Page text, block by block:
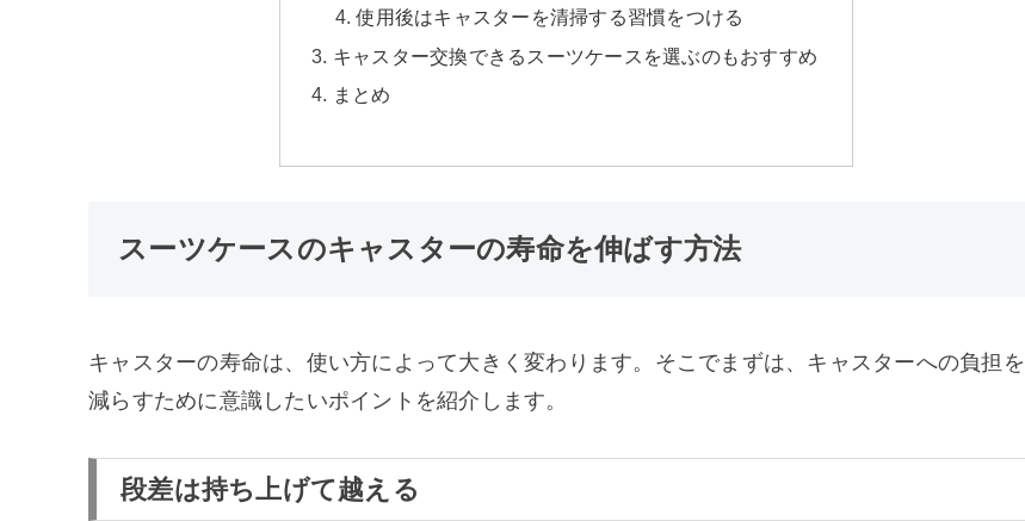
使用後はキャスターを清掃する習慣をつける
キャスター交換できるスーツケースを選ぶのもおすすめ
まとめ
スーツケースのキャスターの寿命を伸ばす方法
キャスターの寿命は、使い方によって大きく変わります。そこでまずは、キャスターへの負担を
減らすために意識したいポイントを紹介します。
段差は持ち上げて越える